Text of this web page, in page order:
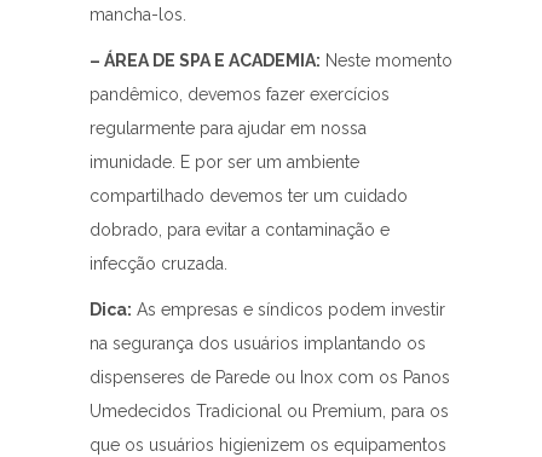
mancha-los.
– ÁREA DE SPA E ACADEMIA: Neste momento
pandêmico, devemos fazer exercícios
regularmente para ajudar em nossa
imunidade. E por ser um ambiente
compartilhado devemos ter um cuidado
dobrado, para evitar a contaminação e
infecção cruzada.
Dica: As empresas e síndicos podem investir
na segurança dos usuários implantando os
dispenseres de Parede ou Inox com os Panos
Umedecidos Tradicional ou Premium, para os
que os usuários higienizem os equipamentos